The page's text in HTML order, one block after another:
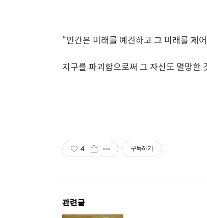
“인간은 미래를 예견하고 그 미래를 제
지구를 파괴함으로써 그 자신도 멸망한
4 구독하기
관련글